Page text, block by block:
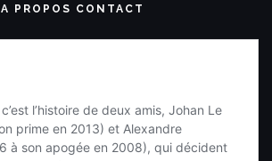
A PROPOS CONTACT